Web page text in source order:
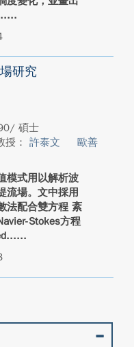
研究
碩士
授： 許泰文
歐善
式用以解析波
流場。文中採用
法配合雙方程 紊
Stokes方程